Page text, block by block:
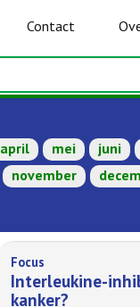
Contact
april mei juni
november
Focus
Interleukine-
kanker?